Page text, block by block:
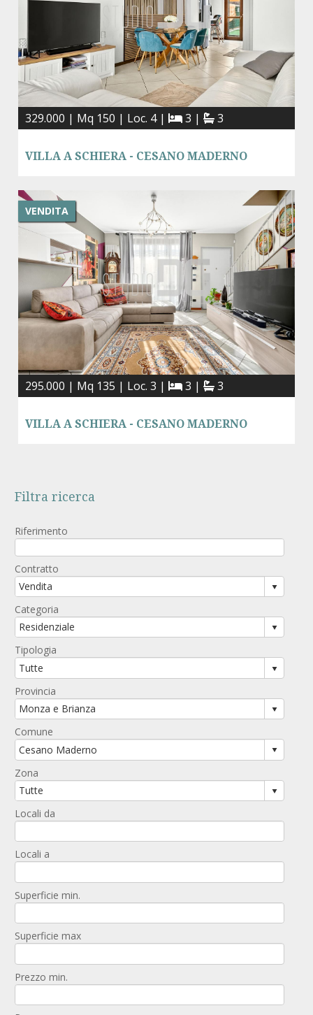
329.000 | Mq 150 | Loc. 4 | 3 | 3
VILLA A SCHIERA - CESANO MADERNO
VENDITA
295.000 | Mq 135 | Loc. 3 | 3 | 3
VILLA A SCHIERA - CESANO MADERNO
Filtra ricerca
Riferimento
Contratto
Categoria
Tipologia
Provincia
Comune
Zona
Locali da
Locali a
Superficie min.
Superficie max
Prezzo min.